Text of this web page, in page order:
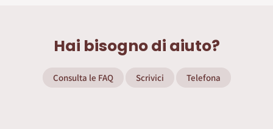
Hai bisogno di aiuto?
Consulta le FAQ Scrivici Telefona